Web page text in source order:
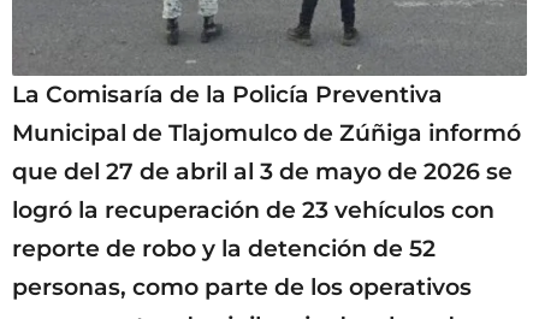
La Comisaría de la Policía Preventiva
Municipal de Tlajomulco de Zúñiga informó
que del 27 de abril al 3 de mayo de 2026 se
logró la recuperación de 23 vehículos con
reporte de robo y la detención de 52
personas, como parte de los operativos